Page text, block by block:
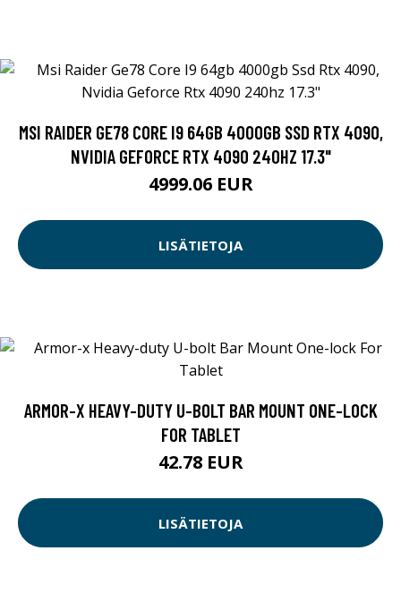
MSI RAIDER GE78 CORE I9 64GB 4000GB SSD RTX 4090,
NVIDIA GEFORCE RTX 4090 240HZ 17.3"
4999.06 EUR
LISÄTIETOJA
ARMOR-X HEAVY-DUTY U-BOLT BAR MOUNT ONE-LOCK
FOR TABLET
42.78 EUR
LISÄTIETOJA